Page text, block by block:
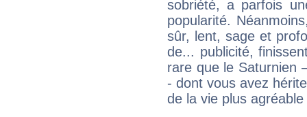
sobriété, a parfois
popularité.
sûr, lent, sage et
de... publicité,
rare que le Saturnien
- dont vous avez
de la vie plus